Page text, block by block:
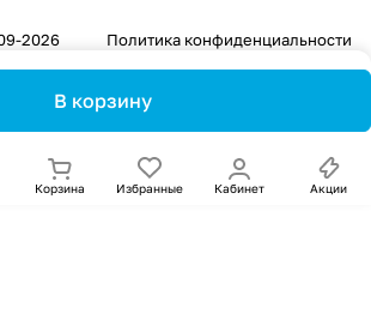
В корзину
Корзина Избранные Кабинет Акции
2026 Политика конфиденциальности